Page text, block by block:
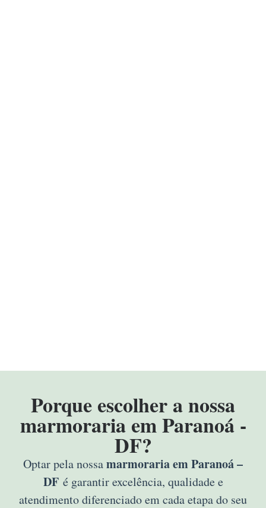
Porque escolher a nossa
marmoraria em Paranoá -
DF?
Optar pela nossamarmoraria em Paranoá –
DFé garantir excelência, qualidade e
atendimento diferenciado em cada etapa do seu